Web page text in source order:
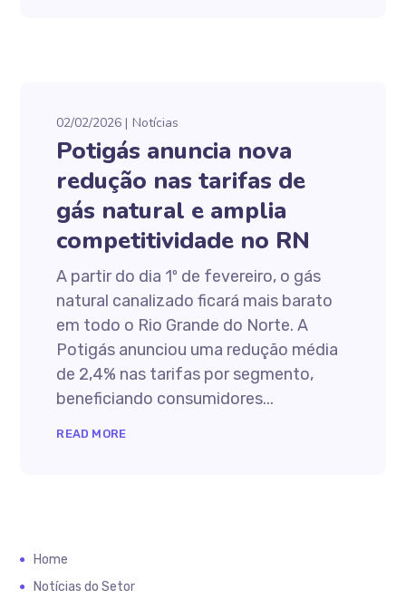
02/02/2026 Notícias
Potigás anuncia nova
redução nas tarifas de
gás natural e amplia
competitividade no RN
A partir do dia 1º de fevereiro, o gás
natural canalizado ficará mais barato
em todo o Rio Grande do Norte. A
Potigás anunciou uma redução média
de 2,4% nas tarifas por segmento,
beneficiando consumidores...
READ MORE
Home
Notícias do Setor